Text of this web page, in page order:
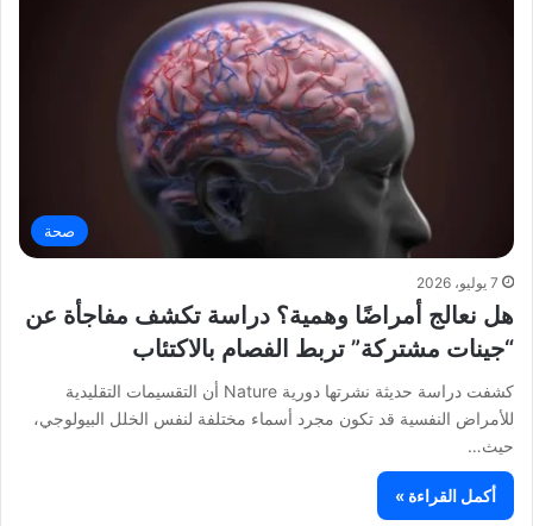
صحة
7 يوليو، 2026
هل نعالج أمراضًا وهمية؟ دراسة تكشف مفاجأة عن
“جينات مشتركة” تربط الفصام بالاكتئاب
كشفت دراسة حديثة نشرتها دورية Nature أن التقسيمات التقليدية
للأمراض النفسية قد تكون مجرد أسماء مختلفة لنفس الخلل البيولوجي،
حيث…
أكمل القراءة »